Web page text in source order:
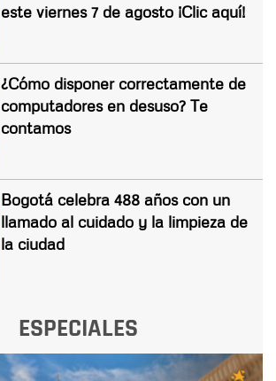
este viernes 7 de agosto ¡Clic aquí!
¿Cómo disponer correctamente de
computadores en desuso? Te
contamos
Bogotá celebra 488 años con un
llamado al cuidado y la limpieza de
la ciudad
ESPECIALES